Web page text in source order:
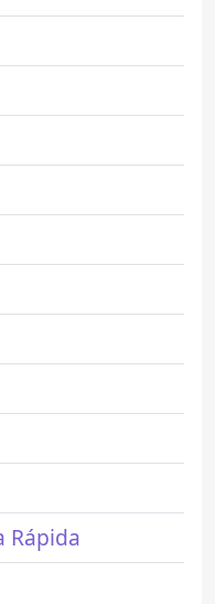
Rápida